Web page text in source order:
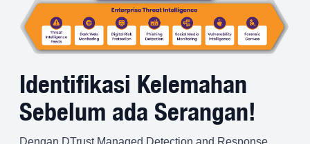
Identifikasi Kelemahan
Sebelum ada Serangan!
Dengan DTrust Managed Detection and Response